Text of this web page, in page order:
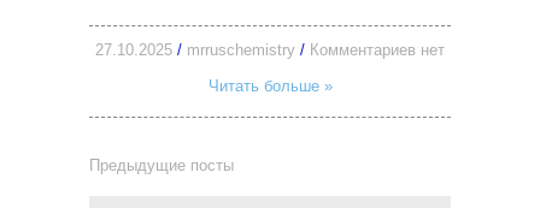
27.10.2025 / mrruschemistry / Комментариев нет
Читать больше »
Предыдущие посты